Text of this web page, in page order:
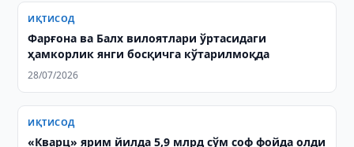
ИҚТИСОД
Фарғона ва Балх вилоятлари ўртасидаги
ҳамкорлик янги босқичга кўтарилмоқда
28/07/2026
ИҚТИСОД
«Кварц» ярим йилда 5,9 млрд сўм соф фойда олди